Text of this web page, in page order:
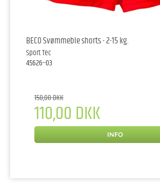
BECO Svømmeble shorts - 2-15 kg.
Sport Tec
45626--03
150,00 DKK
110,00 DKK
INFO